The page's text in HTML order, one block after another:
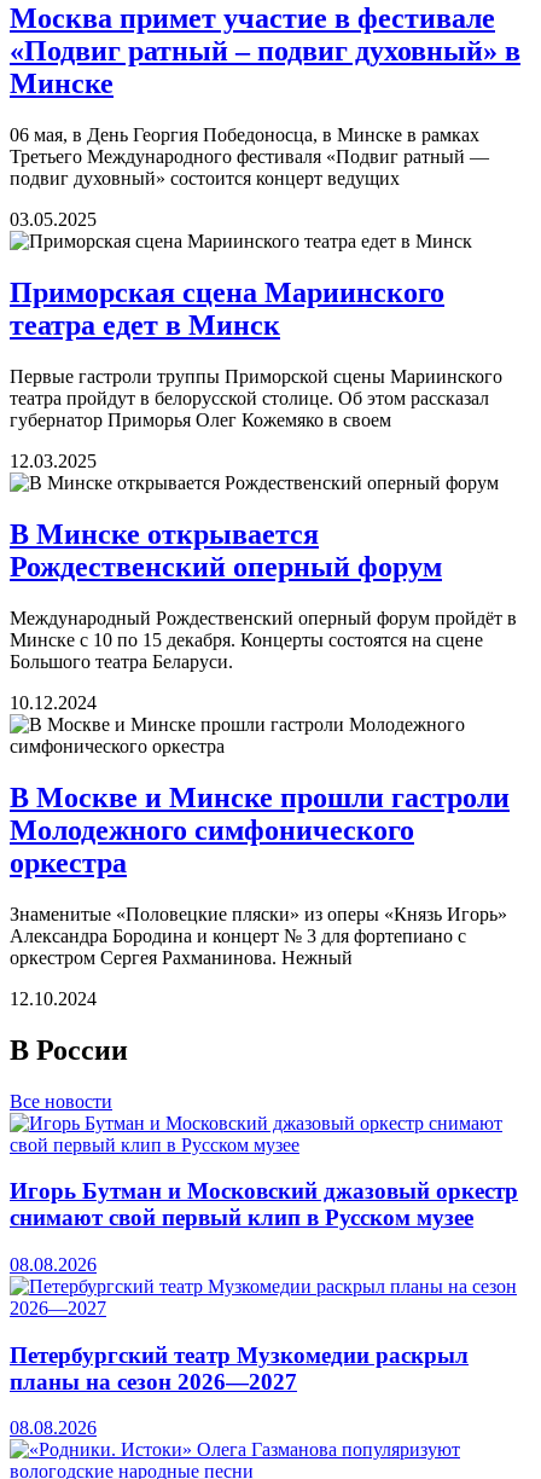
Москва примет участие в фестивале
«Подвиг ратный – подвиг духовный» в
Минске
06 мая, в День Георгия Победоносца, в Минске в рамках
Третьего Международного фестиваля «Подвиг ратный —
подвиг духовный» состоится концерт ведущих
03.05.2025
Приморская сцена Мариинского
театра едет в Минск
Первые гастроли труппы Приморской сцены Мариинского
театра пройдут в белорусской столице. Об этом рассказал
губернатор Приморья Олег Кожемяко в своем
12.03.2025
В Минске открывается
Рождественский оперный форум
Международный Рождественский оперный форум пройдёт в
Минске с 10 по 15 декабря. Концерты состоятся на сцене
Большого театра Беларуси.
10.12.2024
В Москве и Минске прошли гастроли
Молодежного симфонического
оркестра
Знаменитые «Половецкие пляски» из оперы «Князь Игорь»
Александра Бородина и концерт № 3 для фортепиано с
оркестром Сергея Рахманинова. Нежный
12.10.2024
В России
Все новости
Игорь Бутман и Московский джазовый оркестр
снимают свой первый клип в Русском музее
08.08.2026
Петербургский театр Музкомедии раскрыл
планы на сезон 2026—2027
08.08.2026